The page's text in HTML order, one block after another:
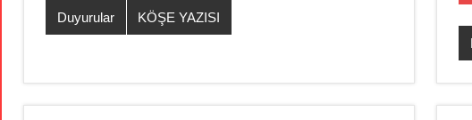
Duyurular KÖŞE YAZISI